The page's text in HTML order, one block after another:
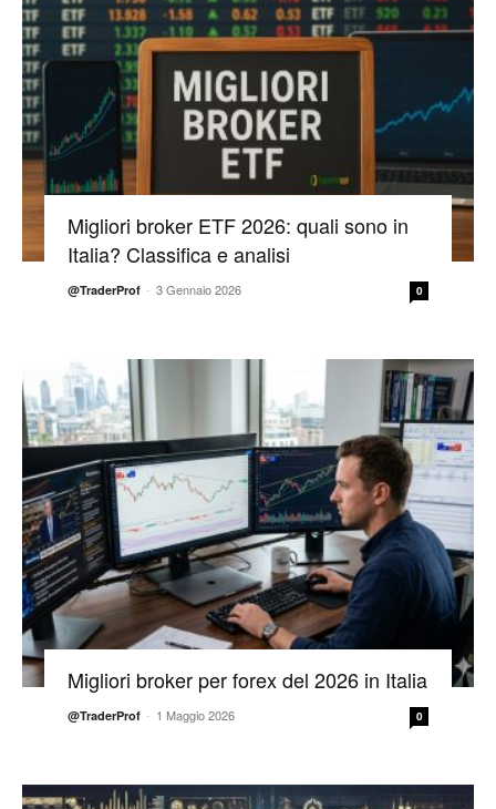
Migliori broker ETF 2026: quali sono in
Italia? Classifica e analisi
@TraderProf - 3 Gennaio 2026 0
Migliori broker per forex del 2026 in Italia
@TraderProf - 1 Maggio 2026 0